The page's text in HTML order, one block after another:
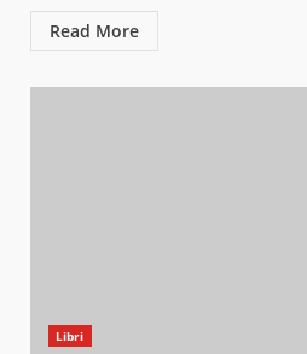
Read More
Libri